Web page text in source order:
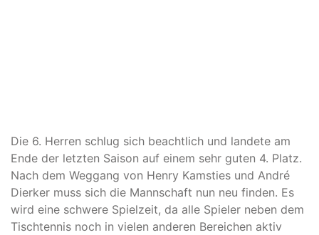
Die 6. Herren schlug sich beachtlich und landete am
Ende der letzten Saison auf einem sehr guten 4. Platz.
Nach dem Weggang von Henry Kamsties und André
Dierker muss sich die Mannschaft nun neu finden. Es
wird eine schwere Spielzeit, da alle Spieler neben dem
Tischtennis noch in vielen anderen Bereichen aktiv